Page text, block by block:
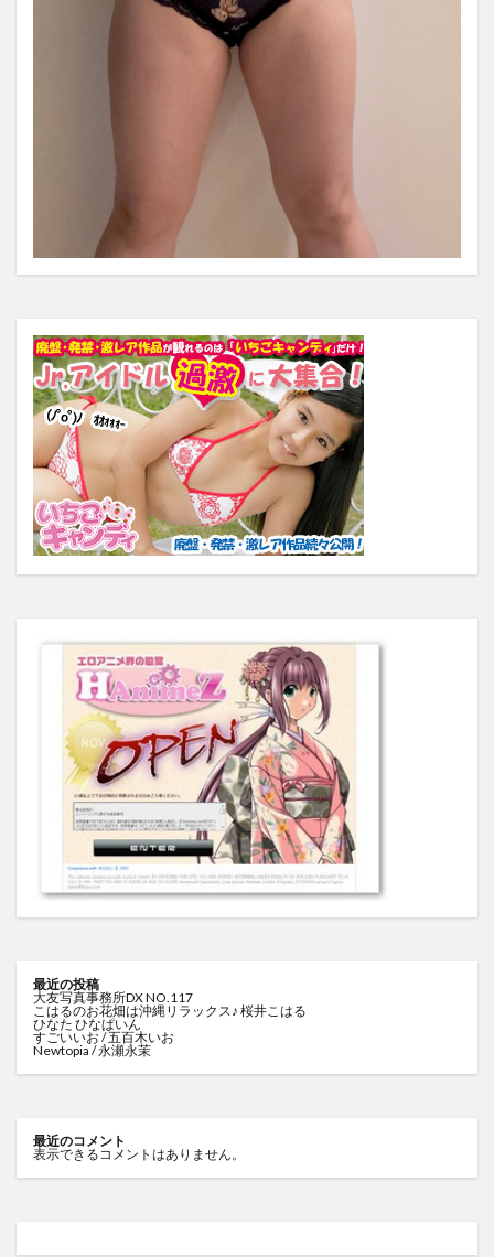
最近の投稿
大友写真事務所DX NO.117
こはるのお花畑は沖縄リラックス♪ 桜井こはる
ひなた ひなぱいん
すごいいお / 五百木いお
Newtopia / 永瀬永茉
最近のコメント
表示できるコメントはありません。